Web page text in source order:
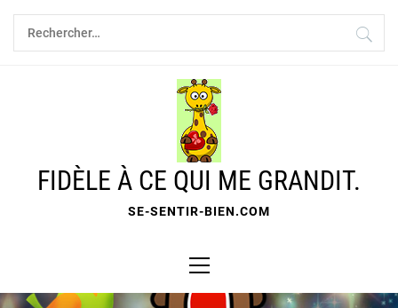
Skip
content
Rechercher :
FIDÈLE À CE QUI ME GRANDIT.
SE-SENTIR-BIEN.COM
Menu